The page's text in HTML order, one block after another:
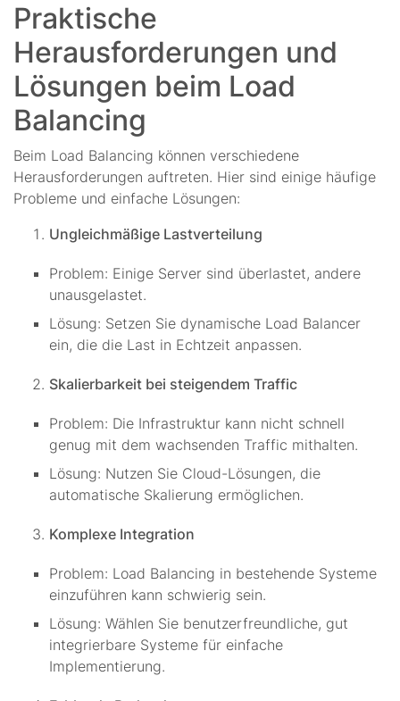
Praktische
Herausforderungen und
Lösungen beim Load
Balancing
Beim Load Balancing können verschiedene
Herausforderungen auftreten. Hier sind einige häufige
Probleme und einfache Lösungen:
Ungleichmäßige Lastverteilung
Problem: Einige Server sind überlastet, andere
unausgelastet.
Lösung: Setzen Sie dynamische Load Balancer
ein, die die Last in Echtzeit anpassen.
Skalierbarkeit bei steigendem Traffic
Problem: Die Infrastruktur kann nicht schnell
genug mit dem wachsenden Traffic mithalten.
Lösung: Nutzen Sie Cloud-Lösungen, die
automatische Skalierung ermöglichen.
Komplexe Integration
Problem: Load Balancing in bestehende Systeme
einzuführen kann schwierig sein.
Lösung: Wählen Sie benutzerfreundliche, gut
integrierbare Systeme für einfache
Implementierung.